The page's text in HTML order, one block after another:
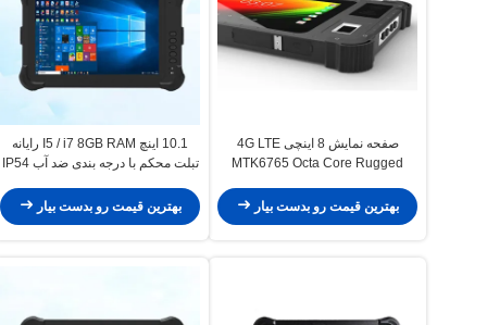
صفحه نمایش 8 اینچی 4G LTE
MTK6765 Octa Core Rugged
11 و اثر انگشت بیومتریک
بهترین قیمت رو بدست بیار
10.1 اینچ I5 / i7 8GB RAM رایانه
تبلت محکم با درجه بندی ضد آب IP54
بهترین قیمت رو بدست بیار